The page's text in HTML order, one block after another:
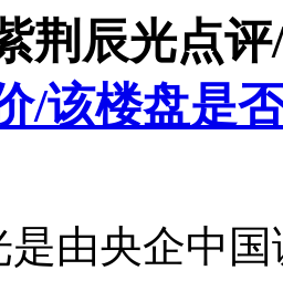
荆辰光点
/该楼盘是
是由央企中